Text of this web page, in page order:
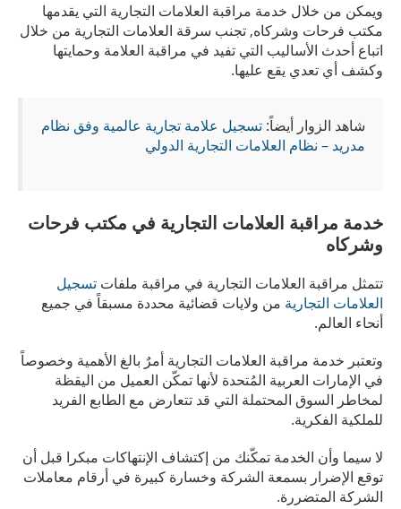
ويمكن من خلال خدمة مراقبة العلامات التجارية التي يقدمها
مكتب فرحات وشركاه, تجنب سرقة العلامات التجارية من خلال
اتباع أحدث الأساليب التي تفيد في مراقبة العلامة وحمايتها
وكشف أي تعدي يقع عليها.
شاهد الزوار أيضاً: تسجيل علامة تجارية عالمية وفق نظام
مدريد – نظام العلامات التجارية الدولي
خدمة مراقبة العلامات التجارية في مكتب فرحات
وشركاه
تتمثل مراقبة العلامات التجارية في مراقبة ملفات تسجيل
العلامات التجارية من ولايات قضائية محددة مسبقاً في جميع
أنحاء العالم.
وتعتبر خدمة مراقبة العلامات التجارية أمرٌ بالغ الأهمية وخصوصاً
في الإمارات العربية المُتحدة لأنها تمكّن العميل من اليقظة
لمخاطر السوق المحتملة التي قد تتعارض مع الطابع الفريد
للملكية الفكرية.
لا سيما وأن الخدمة تمكّنك من إكتشاف الإنتهاكات مبكرا قبل أن
توقع الإضرار بسمعة الشركة وخسارة كبيرة في أرقام معاملات
الشركة المتضررة.